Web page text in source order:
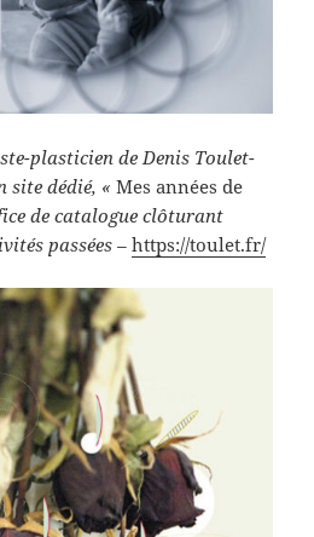
plasticien de Denis Toulet-
site dédié, «Mes années de
de catalogue clôturant
passées –https://toulet.fr/